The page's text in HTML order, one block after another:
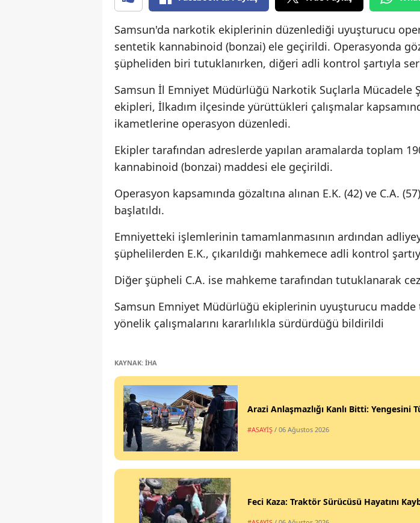
Samsun'da narkotik ekiplerinin düzenlediği uyuşturucu
sentetik kannabinoid (bonzai) ele geçirildi. Operasyonda
şüpheliden biri tutuklanırken, diğeri adli kontrol şartıyla
Samsun İl Emniyet Müdürlüğü Narkotik Suçlarla Mücadele
ekipleri, İlkadım ilçesinde yürüttükleri çalışmalar
ikametlerine operasyon düzenledi.
Ekipler tarafından adreslerde yapılan aramalarda toplam
kannabinoid (bonzai) maddesi ele geçirildi.
Operasyon kapsamında gözaltına alınan E.K. (42) ve C.A.
başlatıldı.
Emniyetteki işlemlerinin tamamlanmasının ardından
şüphelilerden E.K., çıkarıldığı mahkemece adli kontrol
Diğer şüpheli C.A. ise mahkeme tarafından tutuklanarak
Samsun Emniyet Müdürlüğü ekiplerinin uyuşturucu madde
yönelik çalışmalarını kararlılıkla sürdürdüğü bildirildi
KAYNAK: İHA
Arazi Anlaşmazlığı Kanlı Bitti: Yengesini
#ASAYİŞ / 06 Ağustos 2026
Feci Kaza: Traktör Sürücüsü Hayatını